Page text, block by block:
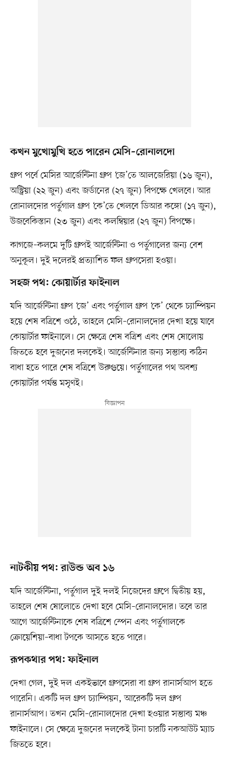
কখন মুখোমুখি হতে পারেন মেসি–রোনালদো
গ্রুপ পর্বে মেসির আর্জেন্টিনা গ্রুপ ‘জে’তে আলজেরিয়া (১৬ জুন),
অস্ট্রিয়া (২২ জুন) এবং জর্ডানের (২৭ জুন) বিপক্ষে খেলবে। আর
রোনালদোর পর্তুগাল গ্রুপ ‘কে’তে খেলবে ডিআর কঙ্গো (১৭ জুন),
উজবেকিস্তান (২৩ জুন) এবং কলম্বিয়ার (২৭ জুন) বিপক্ষে।
কাগজে–কলমে দুটি গ্রুপই আর্জেন্টিনা ও পর্তুগালের জন্য বেশ
অনুকূল। দুই দলেরই প্রত্যাশিত ফল গ্রুপসেরা হওয়া।
সহজ পথ: কোয়ার্টার ফাইনাল
যদি আর্জেন্টিনা গ্রুপ ‘জে’ এবং পর্তুগাল গ্রুপ ‘কে’ থেকে চ্যাম্পিয়ন
হয়ে শেষ বত্রিশে ওঠে, তাহলে মেসি–রোনালদোর দেখা হয়ে যাবে
কোয়ার্টার ফাইনালে। সে ক্ষেত্রে শেষ বত্রিশ এবং শেষ ষোলোয়
জিততে হবে দুজনের দলকেই। আর্জেন্টিনার জন্য সম্ভাব্য কঠিন
বাধা হতে পারে শেষ বত্রিশে উরুগুয়ে। পর্তুগালের পথ অবশ্য
কোয়ার্টার পর্যন্ত মসৃণই।
নাটকীয় পথ: রাউন্ড অব ১৬
যদি আর্জেন্টিনা, পর্তুগাল দুই দলই নিজেদের গ্রুপে দ্বিতীয় হয়,
তাহলে শেষ ষোলোতে দেখা হবে মেসি–রোনালদোর। তবে তার
আগে আর্জেন্টিনাকে শেষ বত্রিশে স্পেন এবং পর্তুগালকে
ক্রোয়েশিয়া–বাধা টপকে আসতে হতে পারে।
রূপকথার পথ: ফাইনাল
দেখা গেল, দুই দল একইভাবে গ্রুপসেরা বা গ্রুপ রানার্সআপ হতে
পারেনি। একটি দল গ্রুপ চ্যাম্পিয়ন, আরেকটি দল গ্রুপ
রানার্সআপ। তখন মেসি–রোনালদোর দেখা হওয়ার সম্ভাব্য মঞ্চ
ফাইনালে। সে ক্ষেত্রে দুজনের দলকেই টানা চারটি নকআউট ম্যাচ
জিততে হবে।